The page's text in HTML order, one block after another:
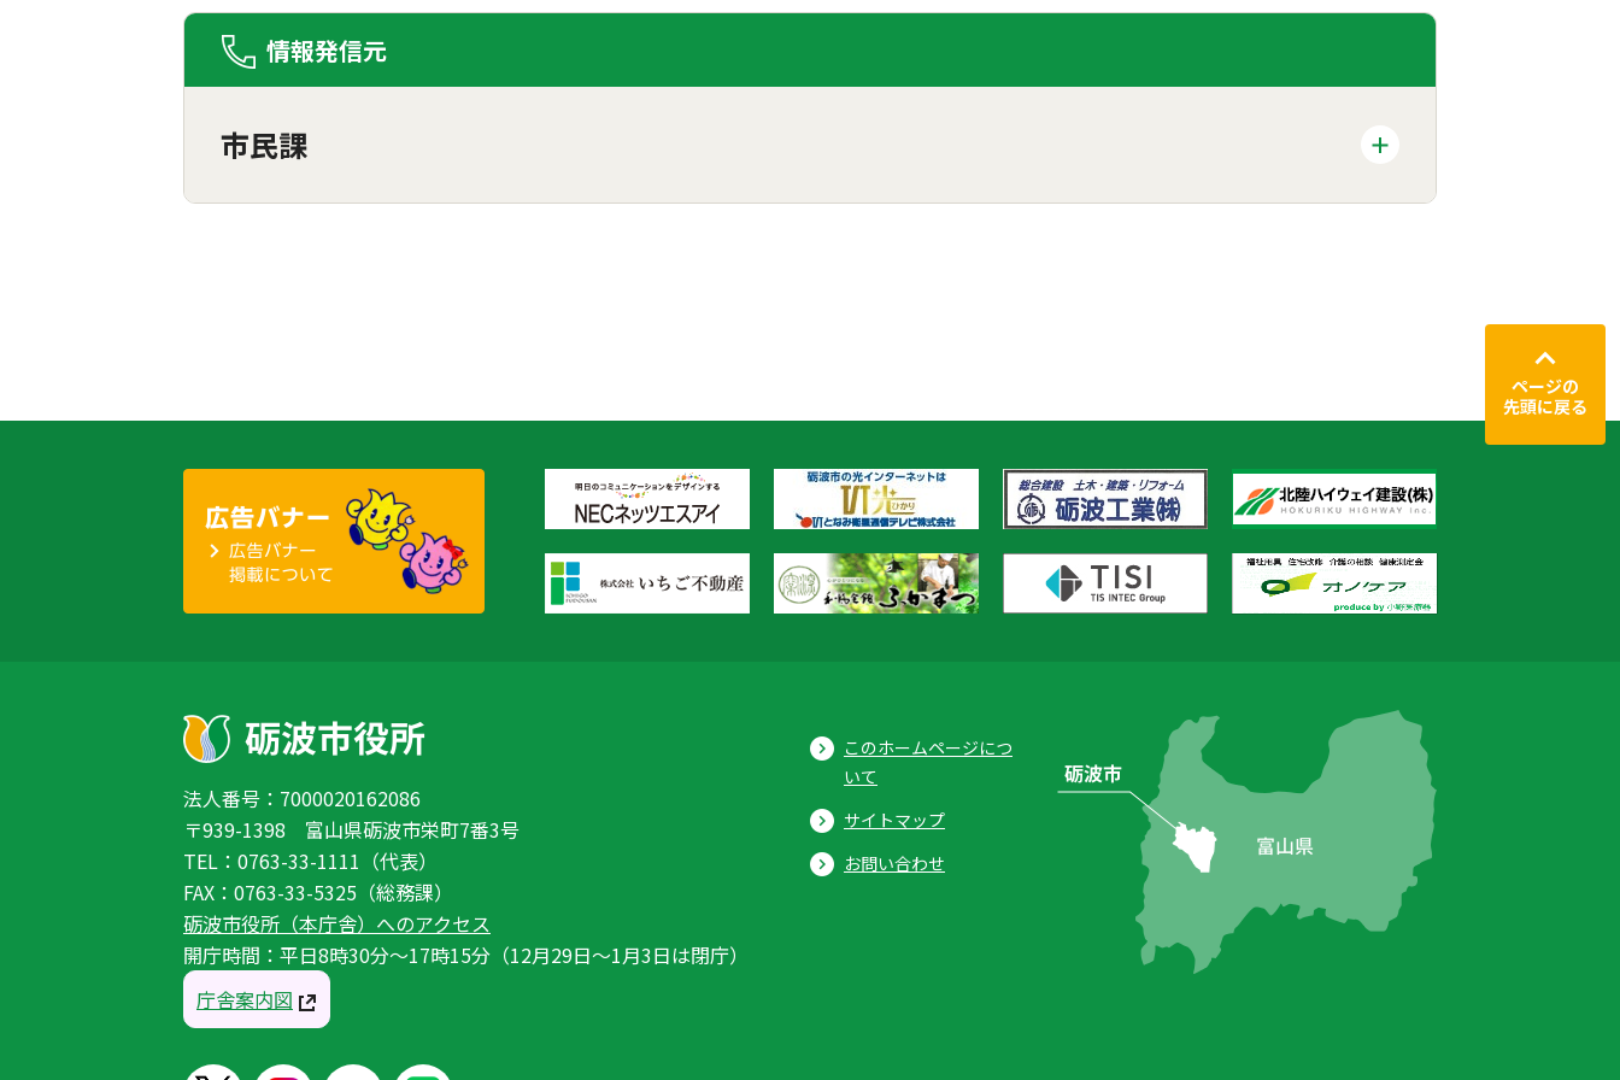
情報発信元
市民課
ページの
先頭に戻る
法人番号：7000020162086
〒939-1398 富山県砺波市栄町7番3号
TEL：0763-33-1111（代表）
FAX：0763-33-5325（総務課）
砺波市役所（本庁舎）へのアクセス
開庁時間：平日8時30分〜17時15分（12月29日〜1月3日は閉庁）
庁舎案内図
このホームページにつ
いて
サイトマップ
お問い合わせ